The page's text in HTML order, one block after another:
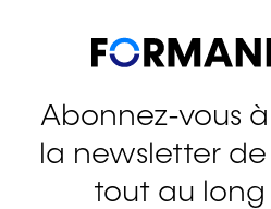
Abonnez-vous
la newsletter
tout au